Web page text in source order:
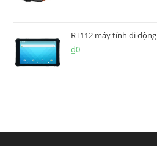
RT112 máy tính di động
₫0